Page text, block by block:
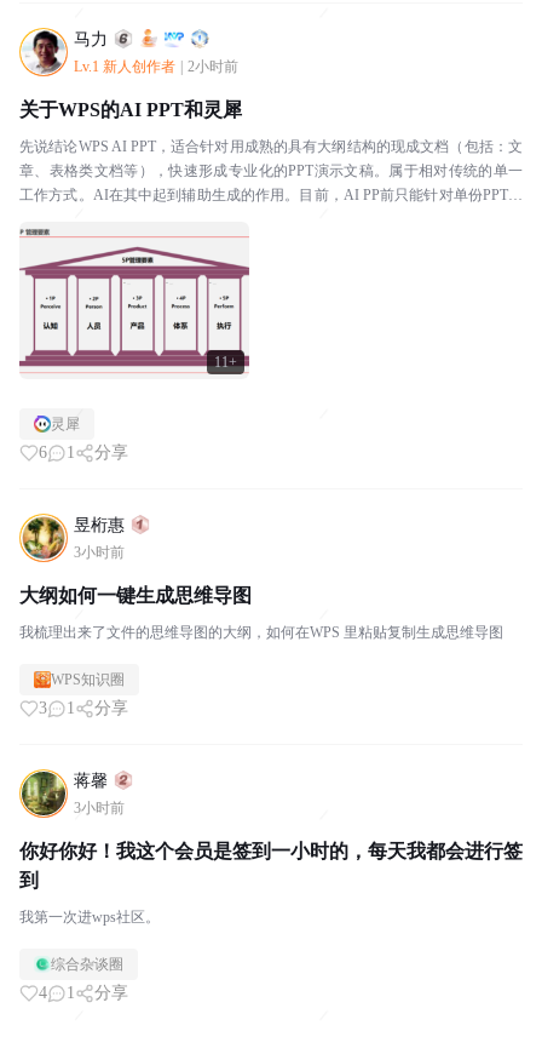
马力
Lv.1 新人创作者 2小时前
11+
关于WPS的AI PPT和灵犀
先说结论WPS AI PPT，适合针对用成熟的具有大纲结构的现成文档（包括：文
章、表格类文档等），快速形成专业化的PPT演示文稿。属于相对传统的单一
工作方式。AI在其中起到辅助生成的作用。目前，AI PP前只能针对单份PPT文
灵犀
6 1 分享
昱桁惠
3小时前
大纲如何一键生成思维导图
我梳理出来了文件的思维导图的大纲，如何在WPS 里粘贴复制生成思维导图
WPS知识圈
3 1 分享
蒋馨
3小时前
你好你好！我这个会员是签到一小时的，每天我都会进行签
到
我第一次进wps社区。
综合杂谈圈
4 1 分享